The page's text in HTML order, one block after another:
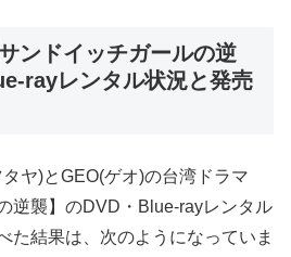
ンドイッチガールの逆
rayレンタル状況と発売
ヤ)とGEO(ゲオ)の台湾ドラマ
逆襲】のDVD・Blue-rayレンタル
た結果は、次のようになっていま